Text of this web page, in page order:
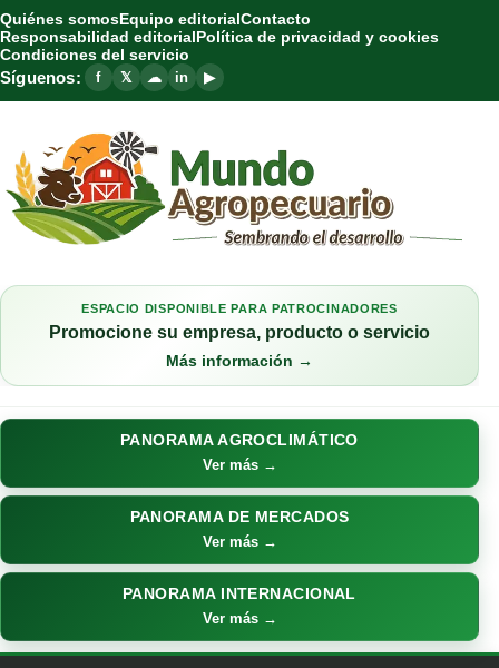
Quiénes somosEquipo editorialContacto
Responsabilidad editorialPolítica de privacidad y cookies
Condiciones del servicio
Síguenos: f 𝕏 ☁ in ▶
ESPACIO DISPONIBLE PARA PATROCINADORES
Promocione su empresa, producto o servicio
Más información →
PANORAMA AGROCLIMÁTICO
Ver más →
PANORAMA DE MERCADOS
Ver más →
PANORAMA INTERNACIONAL
Ver más →